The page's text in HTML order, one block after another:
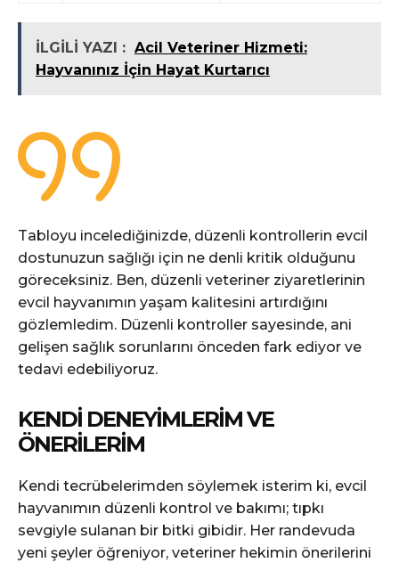
İLGİLİ YAZI : Acil Veteriner Hizmeti:
Hayvanınız İçin Hayat Kurtarıcı
Tabloyu incelediğinizde, düzenli kontrollerin evcil
dostunuzun sağlığı için ne denli kritik olduğunu
göreceksiniz. Ben, düzenli veteriner ziyaretlerinin
evcil hayvanımın yaşam kalitesini artırdığını
gözlemledim. Düzenli kontroller sayesinde, ani
gelişen sağlık sorunlarını önceden fark ediyor ve
tedavi edebiliyoruz.
KENDI DENEYIMLERIM VE
ÖNERILERIM
Kendi tecrübelerimden söylemek isterim ki, evcil
hayvanımın düzenli kontrol ve bakımı; tıpkı
sevgiyle sulanan bir bitki gibidir. Her randevuda
yeni şeyler öğreniyor, veteriner hekimin önerilerini